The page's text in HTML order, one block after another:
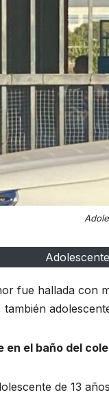
fue hallada con
también
en el baño del
de 13